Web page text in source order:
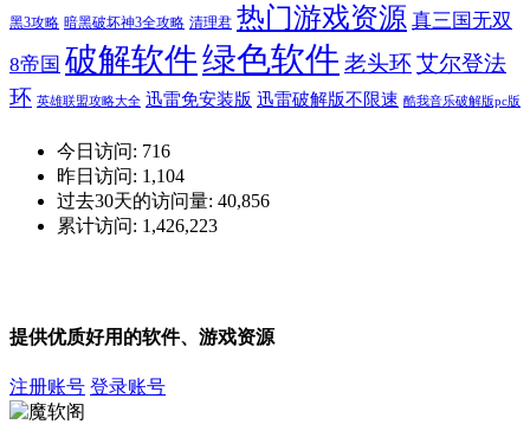
黑3攻略 暗黑破坏神3全攻略 清理君 热门游戏资源 真三国无双
8帝国 破解软件绿色软件 老头环艾尔登法
环 英雄联盟攻略大全 迅雷免安装版 迅雷破解版不限速 酷我音乐破解版pc版
今日访问: 716
昨日访问: 1,104
过去30天的访问量: 40,856
累计访问: 1,426,223
提供优质好用的软件、游戏资源
注册账号 登录账号